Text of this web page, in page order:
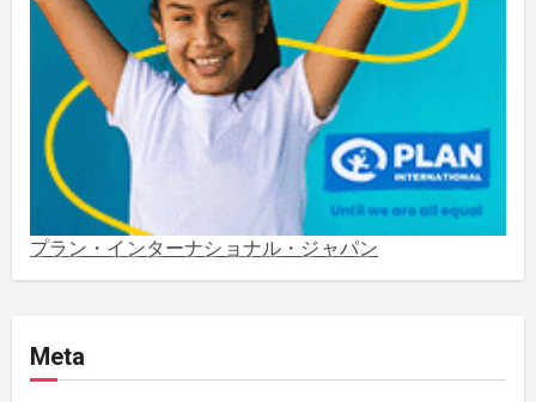
2023年4月
2022年1月
2021年5月 (3)
2021年3月 (1)
2020年11月
プラン・インターナショナル・ジャパン
Meta